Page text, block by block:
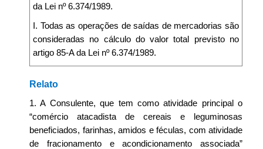
da Lei nº 6.374/1989.
I. Todas as operações de saídas de mercadorias são
consideradas no cálculo do valor total previsto no
artigo 85-A da Lei nº 6.374/1989.
Relato
1. A Consulente, que tem como atividade principal o
“comércio atacadista de cereais e leguminosas
beneficiados, farinhas, amidos e féculas, com atividade
de fracionamento e acondicionamento associada”